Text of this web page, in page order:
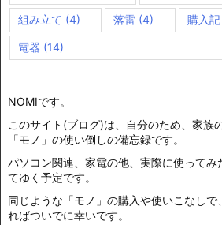
組み立て (4) 落雷 (4) 購入記
電器 (14)
NOMIです。
このサイト(ブログ)は、自分のため、家族
「モノ」の使い倒しの備忘録です。
パソコン関連、家電の他、実際に使ってみ
てゆく予定です。
同じような「モノ」の購入や使いこなしで
ればついでに幸いです。